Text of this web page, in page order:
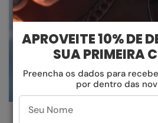
DESIGN QUE OUSA
APROVEITE 10% DE
SUA PRIMEIRA
Preencha os dados para
por dentro das